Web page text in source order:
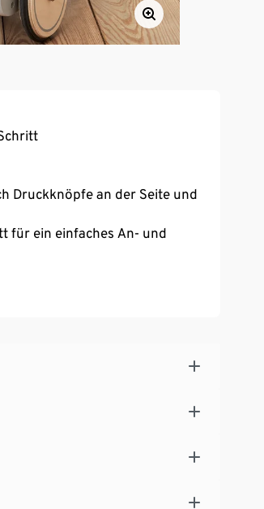
Druckknöpfe an der Seite und
für ein einfaches An- und